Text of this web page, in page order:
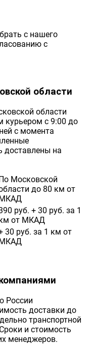
с нашего
с
области
области
курьером с 9:00 до
с момента
доставлены на
Московской
до 80 км от
руб. + 30 руб. за 1
от МКАД
30 руб. за 1 км от
России
доставки до
транспортной
и стоимость
менеджеров.